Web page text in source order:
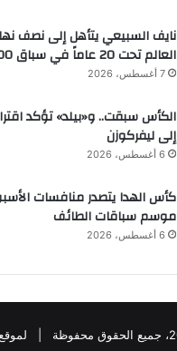
نايف السبيعي يتأهل إلى نصف
العالم تحت 20 عاماً في سباق 400م حواجز
7 أغسطس، 2026
الكأس سبقت.. و«بيلد» تؤكد
إلى ليفركوزن
6 أغسطس، 2026
كأس الهدا يتصدر منافسات
موسم سباقات الطائف
6 أغسطس، 2026
© حقوق النشر 2026، جميع الحقوق محفوظة |